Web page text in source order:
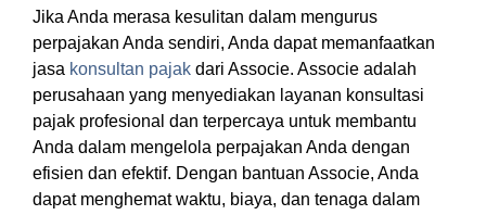
Jika Anda merasa kesulitan dalam mengurus
perpajakan Anda sendiri, Anda dapat memanfaatkan
jasa konsultan pajak dari Associe. Associe adalah
perusahaan yang menyediakan layanan konsultasi
pajak profesional dan terpercaya untuk membantu
Anda dalam mengelola perpajakan Anda dengan
efisien dan efektif. Dengan bantuan Associe, Anda
dapat menghemat waktu, biaya, dan tenaga dalam